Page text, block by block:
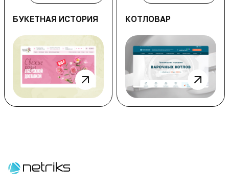
БУКЕТНАЯ ИСТОРИЯ КОТЛОВАР